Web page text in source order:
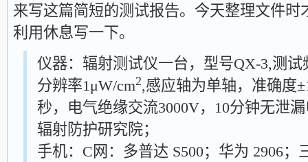
来写这篇简短的测试报告。今天整理文件时
利用休息写一下。
仪器：辐射测试仪一台，型号QX-3,测试
分辨率1μW/cm2,感应轴为单轴，准确度
秒，电气绝缘交流3000V，10分钟无泄
辐射防护研究院；
手机：C网：多普达 S500；华为 2906；